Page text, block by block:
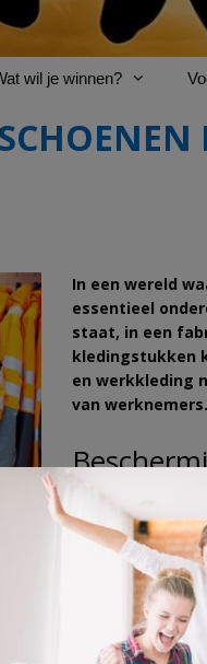
wil je winnen?
In een wereld
essentieel
staat, in een
kledingstukken
en werkkleding
van werknemers.
Een van de meest
de bescherming
scherpe
versterkte neuzen